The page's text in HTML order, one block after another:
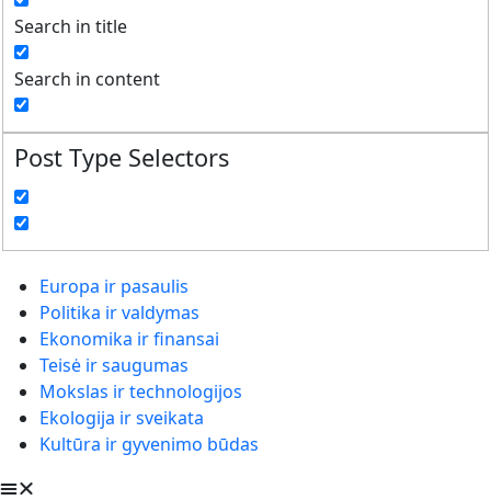
Search in title
Search in content
Post Type Selectors
Europa ir pasaulis
Politika ir valdymas
Ekonomika ir finansai
Teisė ir saugumas
Mokslas ir technologijos
Ekologija ir sveikata
Kultūra ir gyvenimo būdas